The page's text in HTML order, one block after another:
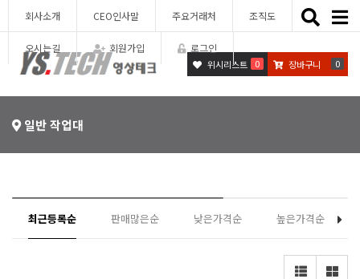
회사소개 CEO인사말 주요거래처 조직도
오시는길 회원가입 로그인
Toggle
위시리스트 0 장바구니 0
일반 작업대
최근등록순 판매많은순 낮은가격순 높은가격순